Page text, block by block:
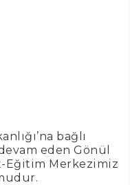
bağlı
eden Gönül
Eğitim Merkezimiz